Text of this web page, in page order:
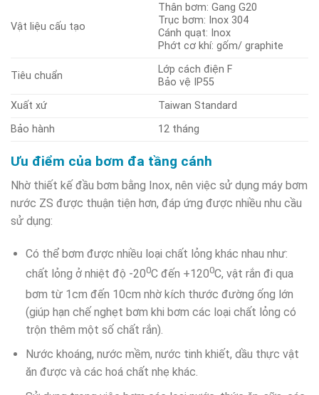
Vật liệu cấu tạo
Thân bơm: Gang G20
Trục bơm: Inox 304
Cánh quạt: Inox
Phớt cơ khí: gốm/ graphite
Tiêu chuẩn
Lớp cách điện F
Bảo vệ IP55
Xuất xứ
Taiwan Standard
Bảo hành
12 tháng
Ưu điểm của bơm đa tầng cánh
Nhờ thiết kế đầu bơm bằng Inox, nên việc sử dụng máy bơm
nước ZS được thuận tiện hơn, đáp ứng được nhiều nhu cầu
sử dụng:
Có thể bơm được nhiều loại chất lỏng khác nhau như:
chất lỏng ở nhiệt độ -200C đến +1200C, vật rắn đi qua
bơm từ 1cm đến 10cm nhờ kích thước đường ống lớn
(giúp hạn chế nghẹt bơm khi bơm các loại chất lỏng có
trộn thêm một số chất rắn).
Nước khoáng, nước mềm, nước tinh khiết, dầu thực vật
ăn được và các hoá chất nhẹ khác.